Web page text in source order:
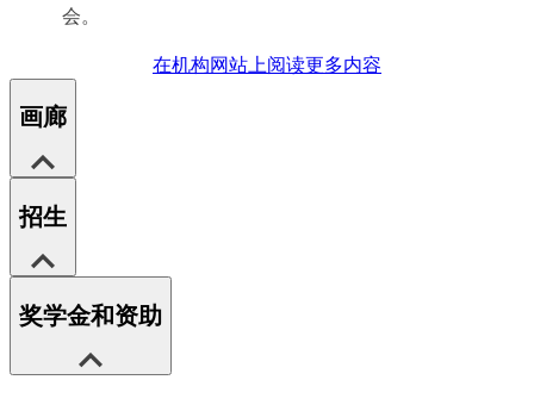
会。
在机构网站上阅读更多内容
画廊
招生
奖学金和资助